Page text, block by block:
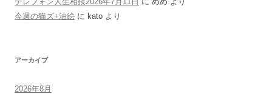
今週の猫ズ+油絵 に kato より
アーカイブ
2026年8月